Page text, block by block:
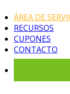
ÁREA DE
RECURSOS
CUPONES
CONTACTO